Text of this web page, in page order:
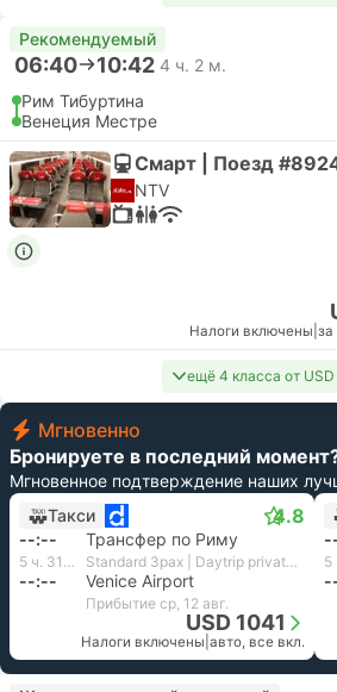
Рекомендуемый
06:40 10:42 4 ч. 2 м.
Рим Тибуртина
Венеция Местре
Смарт | Поезд
NTV
Налоги включены за
ещё 4 класса от USD
Мгновенно
Бронируете в последний
Мгновенное подтверждение наших
Такси
4.8
--:-- Трансфер по Риму
5 ч. 31 м. Standard 3pax | Daytrip private transfer with English speaking driver
--:-- Venice Airport
Прибытие ср, 12 авг.
USD 1041
Налоги включены авто, все вкл.